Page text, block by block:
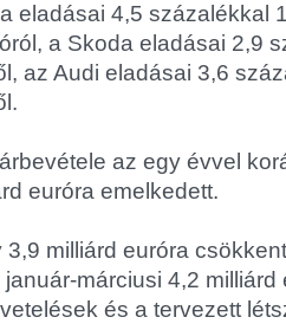
eladásai 4,5 százalékkal
a Skoda eladásai 2,9
az Audi eladásai 3,6
az egy évvel
euróra emelkedett.
milliárd euróra
márciusi 4,2
és a tervezett